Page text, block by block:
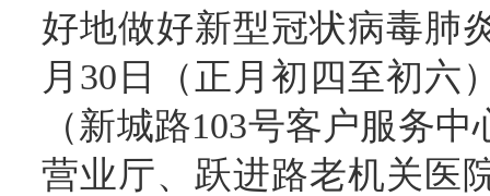
好地做好新型冠状病毒肺
月30日（正月初四至初六
（新城路103号客户服务
营业厅、跃进路老机关医